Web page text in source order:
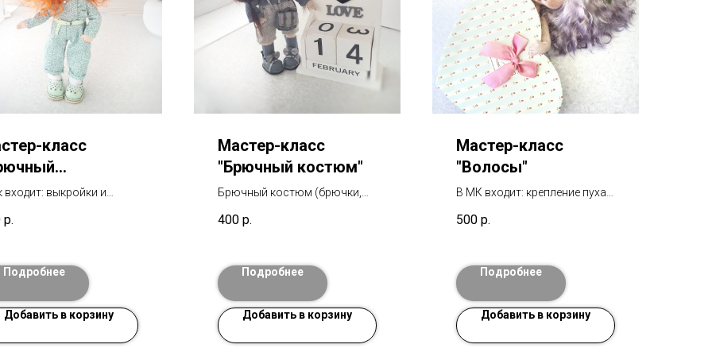
класс
входит: выкройки и
по МК.
р.
Подробнее
Добавить в корзину
Мастер-класс
"Брючный костюм"
Брючный костюм (брючки,
сумочка). В мк входят
МК.
400 р.
Подробнее
Добавить в корзину
Мастер-класс
"Волосы"
В МК входит: крепление пуха
без дырочки в голове. Мк в
500 р.
Подробнее
Добавить в корзину